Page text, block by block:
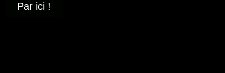
Par ici !